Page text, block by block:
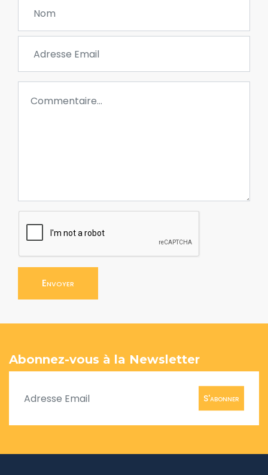
Envoyer
Abonnez-vous à la Newsletter
S'abonner